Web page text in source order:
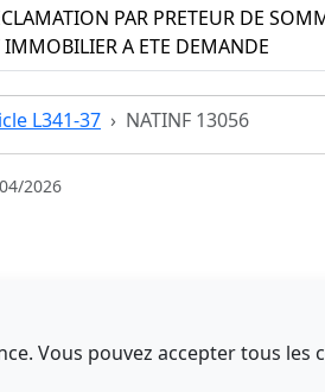
PAR PRETEUR DE
IMMOBILIER A ETE DEMANDE
L341-37 NATINF 13056
2026
Vous pouvez accepter tous les